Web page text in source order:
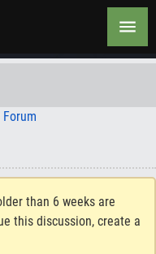
than 6 weeks are
this discussion, create a